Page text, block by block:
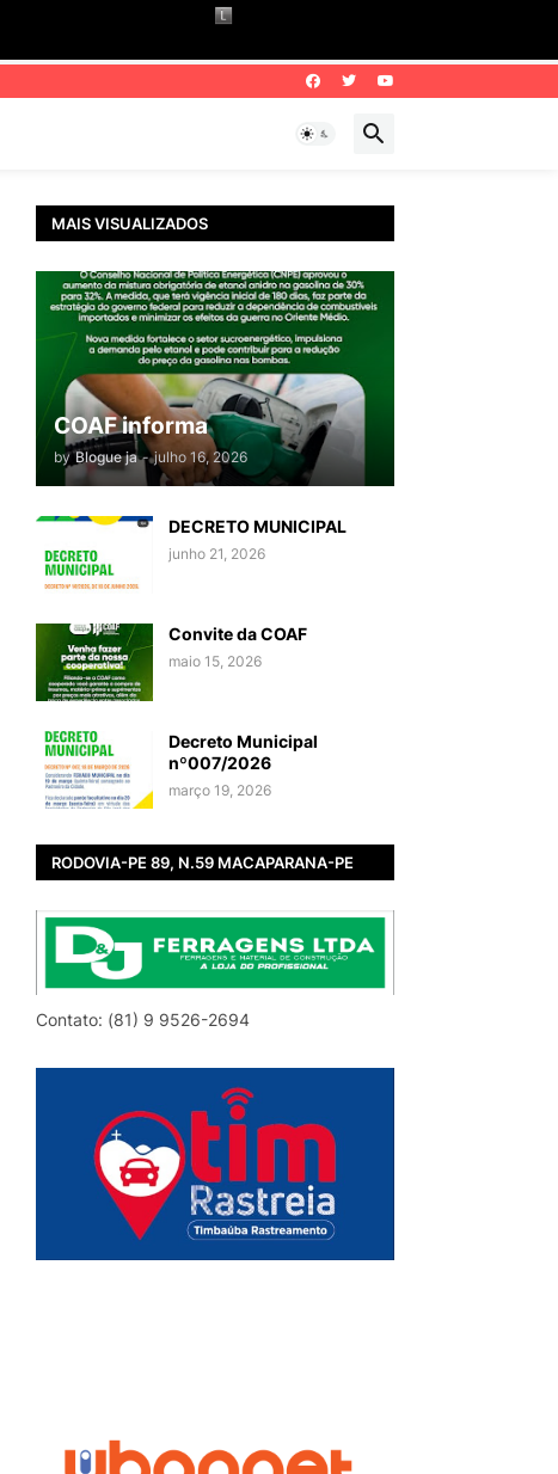
MAIS VISUALIZADOS
COAF informa
by Blogue ja - julho 16, 2026
DECRETO MUNICIPAL
junho 21, 2026
Convite da COAF
maio 15, 2026
Decreto Municipal
nº007/2026
março 19, 2026
RODOVIA-PE 89, N.59 MACAPARANA-PE
Contato: (81) 9 9526-2694